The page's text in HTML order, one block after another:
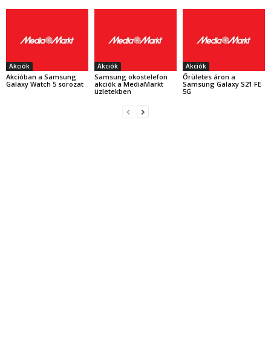
Akciók
Akcióban a Samsung
Galaxy Watch 5 sorozat
Akciók
Samsung okostelefon
akciók a MediaMarkt
üzletekben
Akciók
Őrületes áron a
Samsung Galaxy S21 FE
5G